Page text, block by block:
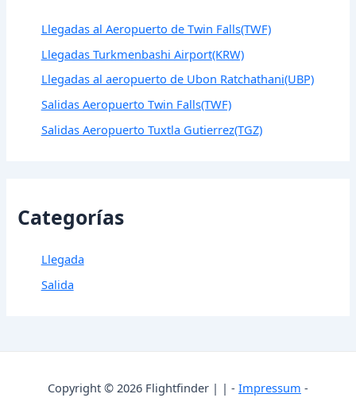
Llegadas al Aeropuerto de Twin Falls(TWF)
Llegadas Turkmenbashi Airport(KRW)
Llegadas al aeropuerto de Ubon Ratchathani(UBP)
Salidas Aeropuerto Twin Falls(TWF)
Salidas Aeropuerto Tuxtla Gutierrez(TGZ)
Categorías
Llegada
Salida
Copyright © 2026 Flightfinder | | - Impressum -